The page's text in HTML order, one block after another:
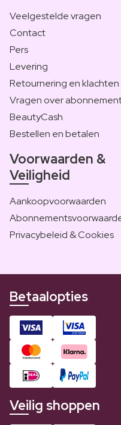
Veelgestelde vragen
Contact
Pers
Levering
Retournering en klachten
Vragen over
BeautyCash
Bestellen en betalen
Voorwaarden &
Veiligheid
Aankoopvoorwaarden
Privacybeleid & Cookies
Betaalopties
Veilig shoppen